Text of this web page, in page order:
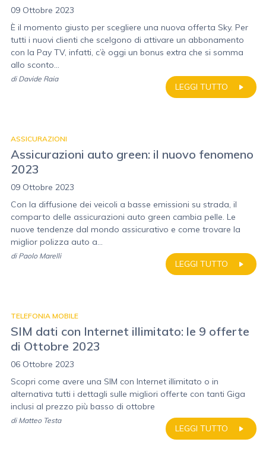
09 Ottobre 2023
È il momento giusto per scegliere una nuova offerta Sky. Per
tutti i nuovi clienti che scelgono di attivare un abbonamento
con la Pay TV, infatti, c’è oggi un bonus extra che si somma
allo sconto...
LEGGI TUTTO
di Davide Raia
ASSICURAZIONI
Assicurazioni auto green: il nuovo fenomeno
2023
09 Ottobre 2023
Con la diffusione dei veicoli a basse emissioni su strada, il
comparto delle assicurazioni auto green cambia pelle. Le
nuove tendenze dal mondo assicurativo e come trovare la
miglior polizza auto a...
LEGGI TUTTO
di Paolo Marelli
TELEFONIA MOBILE
SIM dati con Internet illimitato: le 9 offerte
di Ottobre 2023
06 Ottobre 2023
Scopri come avere una SIM con Internet illimitato o in
alternativa tutti i dettagli sulle migliori offerte con tanti Giga
inclusi al prezzo più basso di ottobre
LEGGI TUTTO
di Matteo Testa